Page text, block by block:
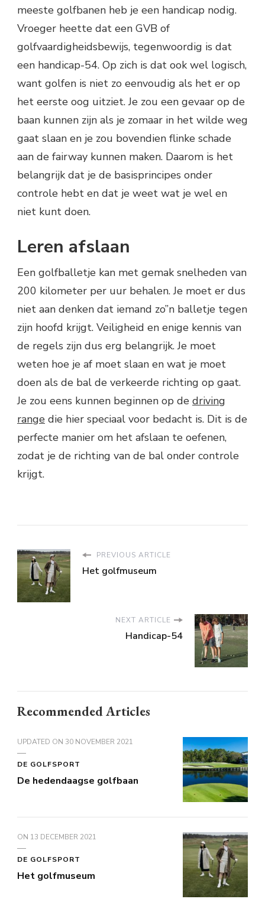
meeste golfbanen heb je een handicap nodig.
Vroeger heette dat een GVB of
golfvaardigheidsbewijs, tegenwoordig is dat
een handicap-54. Op zich is dat ook wel logisch,
want golfen is niet zo eenvoudig als het er op
het eerste oog uitziet. Je zou een gevaar op de
baan kunnen zijn als je zomaar in het wilde weg
gaat slaan en je zou bovendien flinke schade
aan de fairway kunnen maken. Daarom is het
belangrijk dat je de basisprincipes onder
controle hebt en dat je weet wat je wel en
niet kunt doen.
Leren afslaan
Een golfballetje kan met gemak snelheden van
200 kilometer per uur behalen. Je moet er dus
niet aan denken dat iemand zo”n balletje tegen
zijn hoofd krijgt. Veiligheid en enige kennis van
de regels zijn dus erg belangrijk. Je moet
weten hoe je af moet slaan en wat je moet
doen als de bal de verkeerde richting op gaat.
Je zou eens kunnen beginnen op de driving
range die hier speciaal voor bedacht is. Dit is de
perfecte manier om het afslaan te oefenen,
zodat je de richting van de bal onder controle
krijgt.
PREVIOUS ARTICLE
Het golfmuseum
NEXT ARTICLE
Handicap-54
Recommended Articles
UPDATED ON 30 NOVEMBER 2021
DE GOLFSPORT
De hedendaagse golfbaan
ON 13 DECEMBER 2021
DE GOLFSPORT
Het golfmuseum